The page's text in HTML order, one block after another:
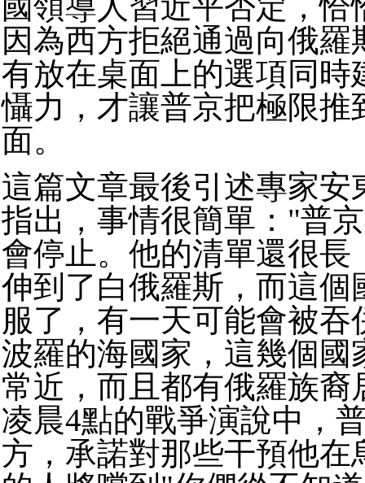
因為西方拒絕通過向俄羅
有放在桌面上的選項同時
懾力，才讓普京把極限推
面。
這篇文章最後引述專家安
指出，事情很簡單："普
會停止。他的清單還很長
伸到了白俄羅斯，而這個
服了，有一天可能會被吞
波羅的海國家，這幾個國
常近，而且都有俄羅族裔
凌晨4點的戰爭演說中，
方，承諾對那些干預他在